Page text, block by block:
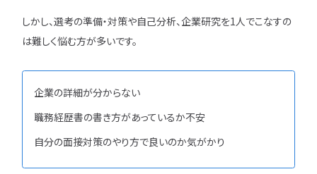
しかし、選考の準備・対策や自己分析、企業研究を1人でこなすの
は難しく悩む方が多いです。
企業の詳細が分からない
職務経歴書の書き方があっているか不安
自分の面接対策のやり方で良いのか気がかり